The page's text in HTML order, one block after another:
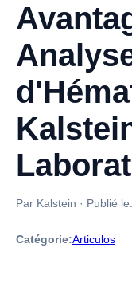
Par Kalstein · Publié le:
Catégorie:Articulos